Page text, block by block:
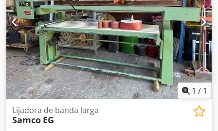
273 (27838) Velocidad máx. (rpm): 1760 Peso: 223 Momento
de inercia: 12,2 Presión hidráulica máx.: 3,2 (32,6) Cilindro
hidráulico (operación): Y-2035R(RE) Garra dura de trabajo:
HB18B2 Modelo KITAGAWA: N-24
1 / 1
Lijadora de banda larga
Samco EG